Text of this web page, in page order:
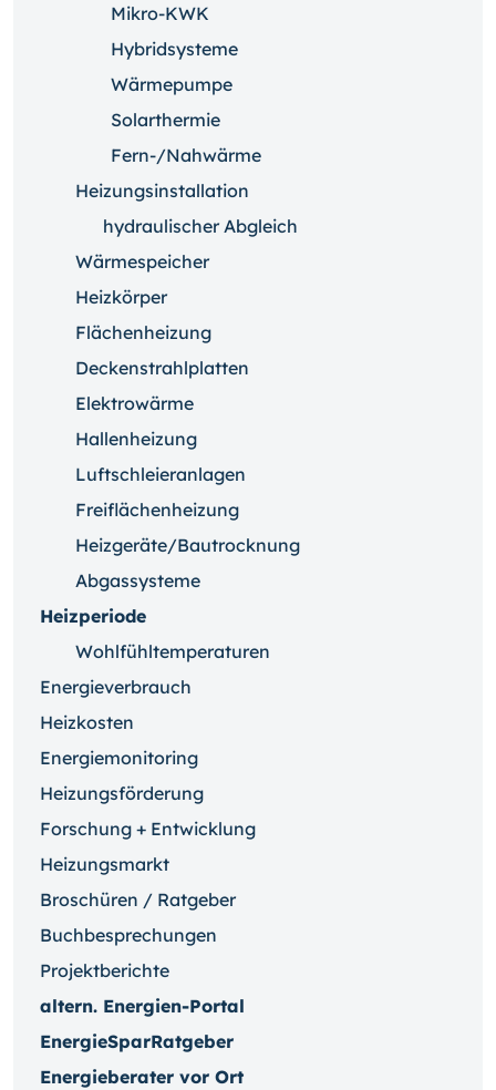
Mikro-KWK
Hybridsysteme
Wärmepumpe
Solarthermie
Fern-/Nahwärme
Heizungsinstallation
hydraulischer Abgleich
Wärmespeicher
Heizkörper
Flächenheizung
Deckenstrahlplatten
Elektrowärme
Hallenheizung
Luftschleieranlagen
Freiflächenheizung
Heizgeräte/Bautrocknung
Abgassysteme
Heizperiode
Wohlfühltemperaturen
Energieverbrauch
Heizkosten
Energiemonitoring
Heizungsförderung
Forschung + Entwicklung
Heizungsmarkt
Broschüren / Ratgeber
Buchbesprechungen
Projektberichte
altern. Energien-Portal
EnergieSparRatgeber
Energieberater vor Ort